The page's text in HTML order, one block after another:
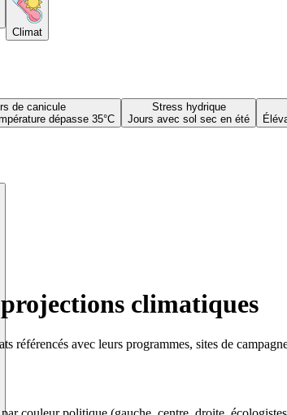
Climat
de canicule
dépasse 35°C
Stress hydrique
Jours avec sol sec en été
climatiques
référencés avec leurs programmes, sites de